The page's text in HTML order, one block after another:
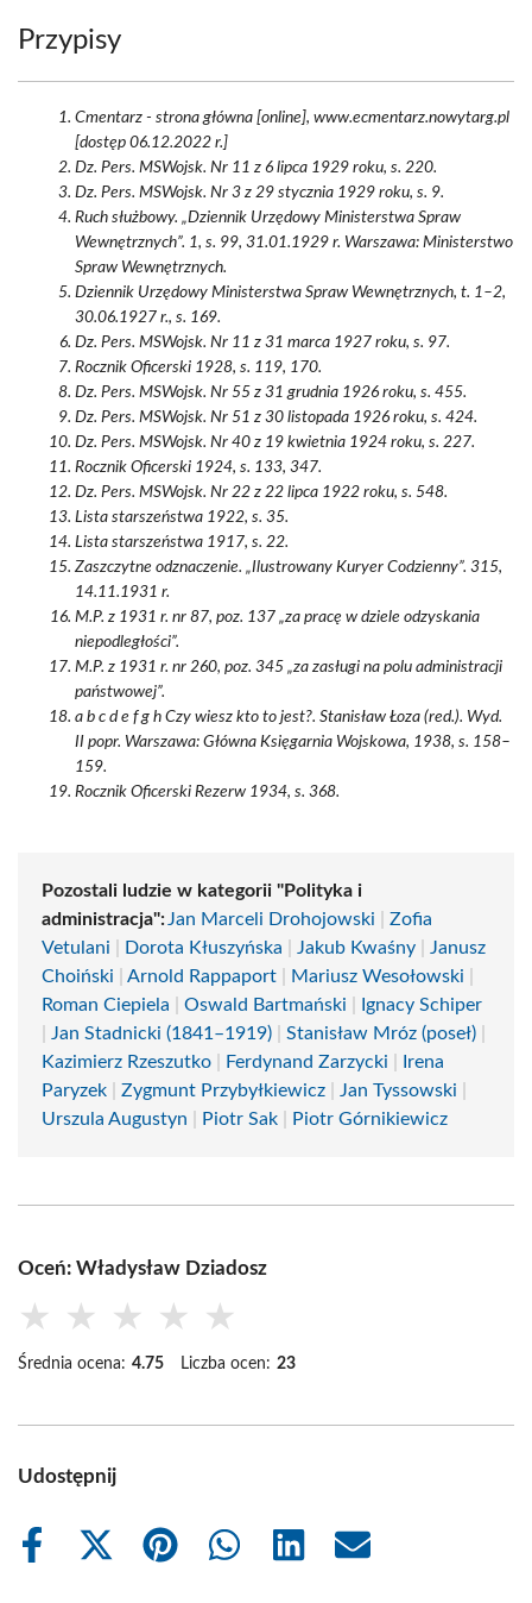
Przypisy
Cmentarz - strona główna [online], www.ecmentarz.nowytarg.pl
[dostęp 06.12.2022 r.]
Dz. Pers. MSWojsk. Nr 11 z 6 lipca 1929 roku, s. 220.
Dz. Pers. MSWojsk. Nr 3 z 29 stycznia 1929 roku, s. 9.
Ruch służbowy. „Dziennik Urzędowy Ministerstwa Spraw
Wewnętrznych”. 1, s. 99, 31.01.1929 r. Warszawa: Ministerstwo
Spraw Wewnętrznych.
Dziennik Urzędowy Ministerstwa Spraw Wewnętrznych, t. 1–2,
30.06.1927 r., s. 169.
Dz. Pers. MSWojsk. Nr 11 z 31 marca 1927 roku, s. 97.
Rocznik Oficerski 1928, s. 119, 170.
Dz. Pers. MSWojsk. Nr 55 z 31 grudnia 1926 roku, s. 455.
Dz. Pers. MSWojsk. Nr 51 z 30 listopada 1926 roku, s. 424.
Dz. Pers. MSWojsk. Nr 40 z 19 kwietnia 1924 roku, s. 227.
Rocznik Oficerski 1924, s. 133, 347.
Dz. Pers. MSWojsk. Nr 22 z 22 lipca 1922 roku, s. 548.
Lista starszeństwa 1922, s. 35.
Lista starszeństwa 1917, s. 22.
Zaszczytne odznaczenie. „Ilustrowany Kuryer Codzienny”. 315,
14.11.1931 r.
M.P. z 1931 r. nr 87, poz. 137 „za pracę w dziele odzyskania
niepodległości”.
M.P. z 1931 r. nr 260, poz. 345 „za zasługi na polu administracji
państwowej”.
a b c d e f g h Czy wiesz kto to jest?. Stanisław Łoza (red.). Wyd.
II popr. Warszawa: Główna Księgarnia Wojskowa, 1938, s. 158–
159.
Rocznik Oficerski Rezerw 1934, s. 368.
Pozostali ludzie w kategorii "Polityka i
administracja": Jan Marceli Drohojowski
Zofia
Vetulani
Dorota Kłuszyńska Jakub Kwaśny
Janusz
Choiński
Arnold Rappaport Mariusz Wesołowski
Roman Ciepiela
Oswald Bartmański
Ignacy Schiper
Jan Stadnicki (1841–1919) Stanisław Mróz (poseł)
Kazimierz Rzeszutko
Ferdynand Zarzycki
Irena
Paryzek
Zygmunt Przybyłkiewicz Jan Tyssowski
Urszula Augustyn
Piotr Sak Piotr Górnikiewicz
Oceń: Władysław Dziadosz
★ ★ ★ ★ ★
Średnia ocena: 4.75 Liczba ocen: 23
Udostępnij
Share
Share
Share
Share
Share
Share